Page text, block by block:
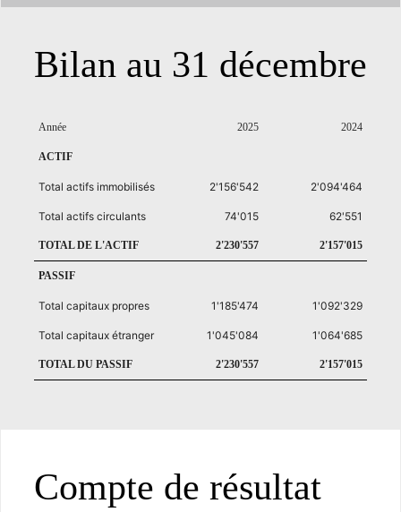
Bilan au 31 décembre
Année 2025 2024
ACTIF
Total actifs immobilisés 2'156'542 2'094'464
Total actifs circulants 74'015 62'551
TOTAL DE L'ACTIF 2'230'557 2'157'015
PASSIF
Total capitaux propres 1'185'474 1'092'329
Total capitaux étranger 1'045'084 1'064'685
TOTAL DU PASSIF 2'230'557 2'157'015
Compte de résultat